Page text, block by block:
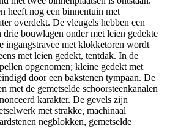
heeft nog een binnentuin met
overdekt. De vleugels hebben een
bouwlagen onder met leien gedekte
ingangstravee met klokketoren wordt
met leien gedekt, tentdak. In de
opgenomen; kleine gedekt met
door een bakstenen tympaan. De
met de gemetselde schoorsteenkanalen
karakter. De gevels zijn
met strakke, machinaal
negblokken, gemetselde